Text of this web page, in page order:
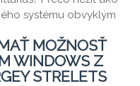
systému obvyklým
MOŽNOSŤ
WINDOWS Z
STRELETS